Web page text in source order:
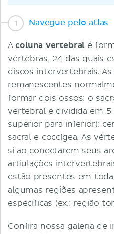
Navegue pelo atlas
Acoluna vertebralé
vértebras, 24 das quais
discos intervertebrais.
remanescentes
formar dois ossos: o
vertebral é dividida em
superior para inferior):
sacral e coccígea. As
si ao conectarem seus
artiulações
estão presentes em
algumas regiões
específicas (ex.: região
Confira nossa galeria de